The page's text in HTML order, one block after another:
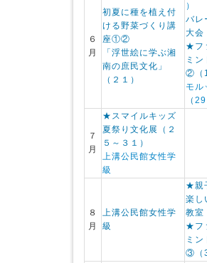
６
月
初夏に種を植え付
ける野菜づくり講
座①②
「浮世絵に学ぶ湘
南の庶民文化」
（２１）
）
バレ
大会
★フ
ミ
②（1
モル
（ 29
７
月
★スマイルキッズ
夏祭り文化展（２
５～３１）
上溝公民館女性学
級
８
月
上溝公民館女性学
級
★親
楽し
教室
★フ
ミ
③（